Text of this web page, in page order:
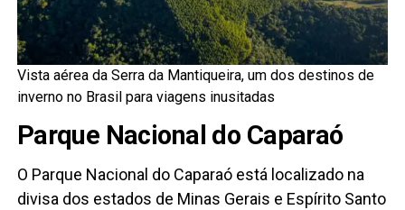
Vista aérea da Serra da Mantiqueira, um dos destinos de
inverno no Brasil para viagens inusitadas
Parque Nacional do Caparaó
O Parque Nacional do Caparaó está localizado na
divisa dos estados de Minas Gerais e Espírito Santo